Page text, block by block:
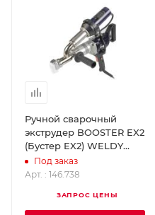
Ручной сварочный
экструдер BOOSTER EX2
(Бустер EX2) WELDY
146.738
Под заказ
Арт. : 146.738
ЗАПРОС ЦЕНЫ